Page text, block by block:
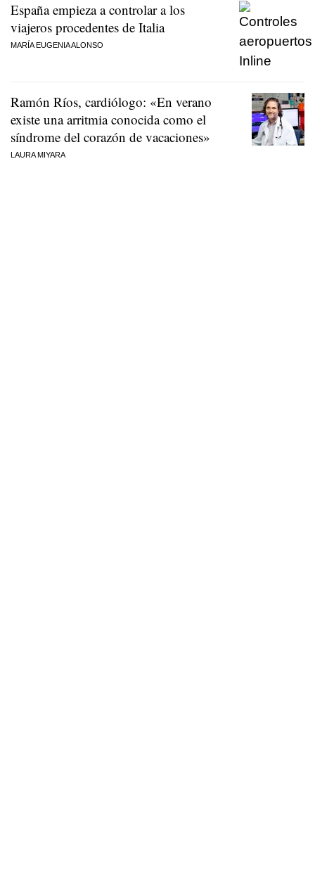
España empieza a controlar a los
viajeros procedentes de Italia
MARÍA EUGENIA ALONSO
Ramón Ríos, cardiólogo: «En verano
existe una arritmia conocida como el
síndrome del corazón de vacaciones»
LAURA MIYARA